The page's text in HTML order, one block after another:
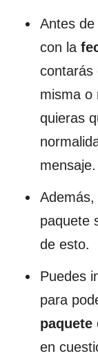
Antes
con la
contarás
misma o
quieras
mensaje.
paquete
de esto.
Puedes
para
paquete
en